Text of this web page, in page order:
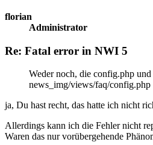
florian
Administrator
Re: Fatal error in NWI 5
Weder noch, die config.php
news_img/views/faq/config.php
ja, Du hast recht, das hatte ich nicht
Allerdings kann ich die Fehler nicht
Waren das nur vorübergehende